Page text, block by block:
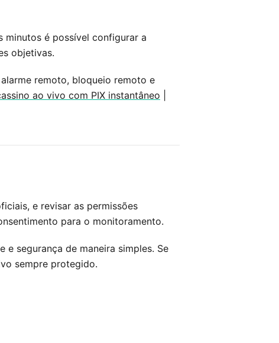
minutos é possível configurar a
objetivas.
remoto, bloqueio remoto e
ao vivo com PIX instantâneo
e revisar as permissões
para o monitoramento.
segurança de maneira simples. Se
sempre protegido.